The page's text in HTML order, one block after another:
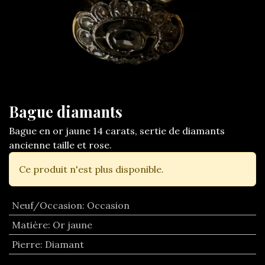
Bague diamants
Bague en or jaune 14 carats, sertie de diamants
ancienne taille et rose.
Ce produit n'est plus disponible.
Neuf/Occasion: Occasion
Matière: Or jaune
Pierre: Diamant